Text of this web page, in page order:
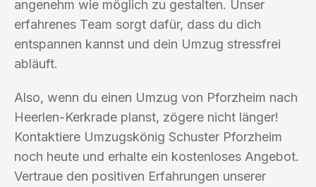
angenehm wie möglich zu gestalten. Unser
erfahrenes Team sorgt dafür, dass du dich
entspannen kannst und dein Umzug stressfrei
abläuft.
Also, wenn du einen Umzug von Pforzheim nach
Heerlen-Kerkrade planst, zögere nicht länger!
Kontaktiere Umzugskönig Schuster Pforzheim
noch heute und erhalte ein kostenloses Angebot.
Vertraue den positiven Erfahrungen unserer